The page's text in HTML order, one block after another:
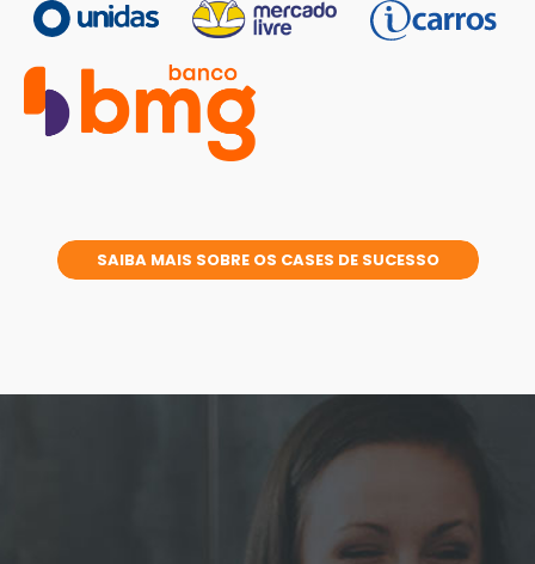
SAIBA MAIS SOBRE OS CASES DE SUCESSO